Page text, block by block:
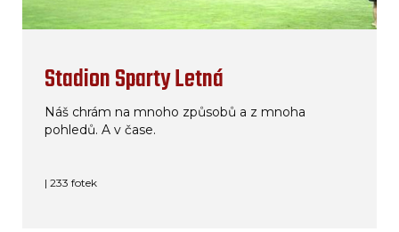
Stadion Sparty Letná
Náš chrám na mnoho způsobů a z mnoha
pohledů. A v čase.
| 233 fotek